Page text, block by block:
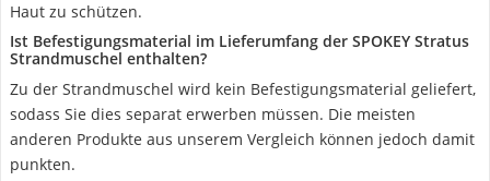
Haut zu schützen.
Ist Befestigungsmaterial im Lieferumfang der SPOKEY Stratus
Strandmuschel enthalten?
Zu der Strandmuschel wird kein Befestigungsmaterial geliefert,
sodass Sie dies separat erwerben müssen. Die meisten
anderen Produkte aus unserem Vergleich können jedoch damit
punkten.